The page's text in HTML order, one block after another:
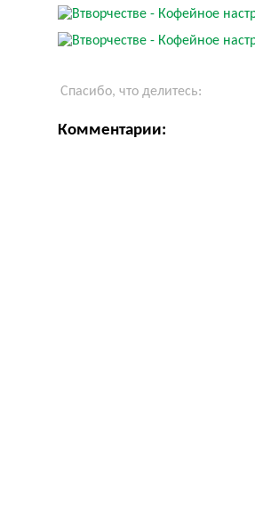
Спасибо, что делитесь:
Комментарии: